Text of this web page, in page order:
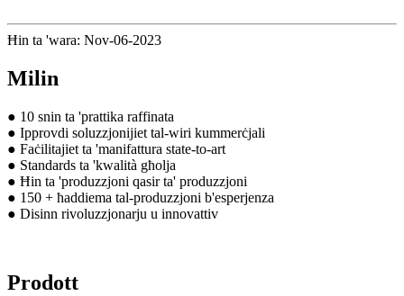
Ħin ta 'wara: Nov-06-2023
Milin
● 10 snin ta 'prattika raffinata
● Ipprovdi soluzzjonijiet tal-wiri kummerċjali
● Faċilitajiet ta 'manifattura state-to-art
● Standards ta 'kwalità għolja
● Ħin ta 'produzzjoni qasir ta' produzzjoni
● 150 + ħaddiema tal-produzzjoni b'esperjenza
● Disinn rivoluzzjonarju u innovattiv
Prodott